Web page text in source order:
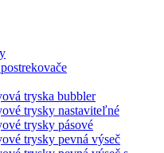
tryska bubbler
trysky nastaviteľné
trysky pásové
trysky pevná výseč